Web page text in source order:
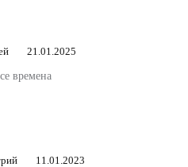
21.01.2025
времена
11.01.2023